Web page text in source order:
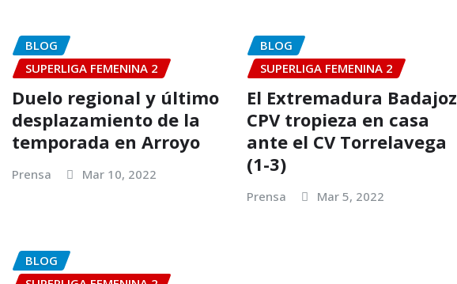
BLOG
SUPERLIGA FEMENINA 2
Duelo regional y último
desplazamiento de la
temporada en Arroyo
Prensa Mar 10, 2022
BLOG
SUPERLIGA FEMENINA 2
El Extremadura Badajoz
CPV tropieza en casa
ante el CV Torrelavega
(1-3)
Prensa Mar 5, 2022
BLOG